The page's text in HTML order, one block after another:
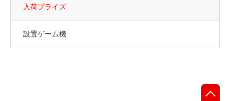
入荷プライズ
設置ゲーム機